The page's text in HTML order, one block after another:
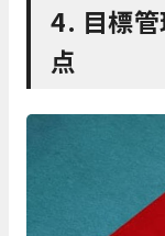
4. 目標
点